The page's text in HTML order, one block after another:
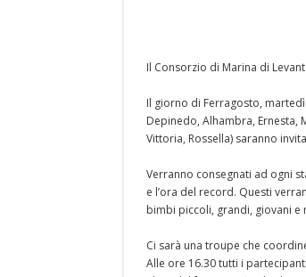
Il Consorzio di Marina di
Il giorno di Ferragosto,
Depinedo, Alhambra, Ernesta,
Vittoria, Rossella) saranno
Verranno consegnati ad ogni
e l’ora del record. Questi
bimbi piccoli, grandi, giovani
Ci sarà una troupe che
Alle ore 16.30 tutti i